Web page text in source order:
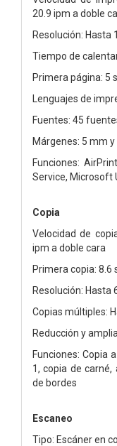
20.9 ipm a doble
Resolución: Hasta
Tiempo de
Primera página: 5
Lenguajes de
Fuentes: 45
Márgenes: 5 mm
Funciones:
Service, Microsoft
Copia
Velocidad de
ipm a doble cara
Primera copia: 8.6
Resolución: Hasta
Copias múltiples:
Reducción y
Funciones: Copia
1, copia de
de bordes
Escaneo
Tipo: Escáner en